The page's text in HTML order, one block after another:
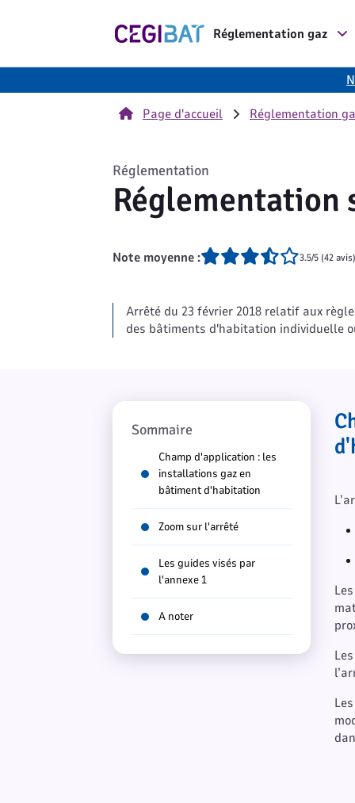
Cegibat, accueil Réglementation gaz
Page d'accueil Réglementation
Réglementation
Réglementation
Note moyenne : 3.5/5 (42 avis)
Arrêté du 23 février 2018 relatif aux
des bâtiments d'habitation individuelle
Sommaire
Champ d'application : les
installations gaz en
bâtiment d'habitation
Zoom sur l'arrêté
Les guides visés par
l'annexe 1
A noter